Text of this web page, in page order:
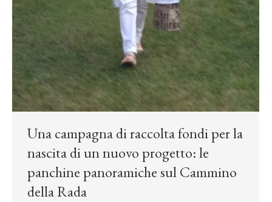
Una campagna di raccolta fondi per la
nascita di un nuovo progetto: le
panchine panoramiche sul Cammino
della Rada